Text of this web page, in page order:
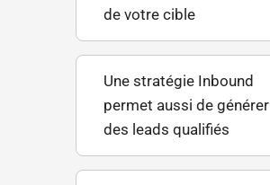
de votre cible
Une stratégie Inbound
permet aussi de générer
des leads qualifiés